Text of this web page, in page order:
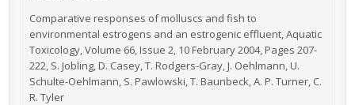
Comparative responses of molluscs and fish to
environmental estrogens and an estrogenic effluent, Aquatic
Toxicology, Volume 66, Issue 2, 10 February 2004, Pages 207-
222, S. Jobling, D. Casey, T. Rodgers-Gray, J. Oehlmann, U.
Schulte-Oehlmann, S. Pawlowski, T. Baunbeck, A. P. Turner, C.
R. Tyler